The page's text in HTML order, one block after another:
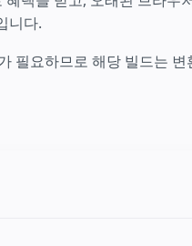
니다.
필요하므로 해당 빌드는 변